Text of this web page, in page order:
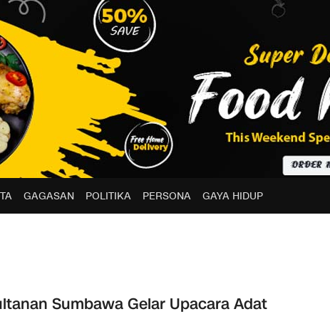
GAGASAN POLITIKA PERSONA GAYA HIDUP
Sumbawa Gelar Upacara Adat